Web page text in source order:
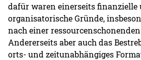
dafür waren einerseits finanzielle
organisatorische Gründe,
nach einer
Andererseits aber auch das
orts- und zeitunabhängiges